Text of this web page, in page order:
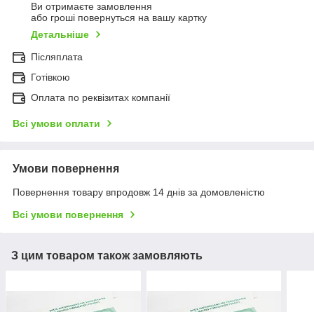
Ви отримаєте замовлення
або гроші повернуться на вашу картку
Детальніше
Післяплата
Готівкою
Оплата по реквізитах компанії
Всі умови оплати
Умови повернення
Повернення товару впродовж 14 днів за домовленістю
Всі умови повернення
З цим товаром також замовляють